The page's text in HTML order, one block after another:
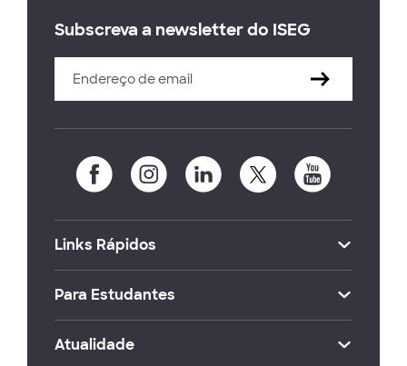
Subscreva a newsletter do ISEG
Links Rápidos
Para Estudantes
Atualidade